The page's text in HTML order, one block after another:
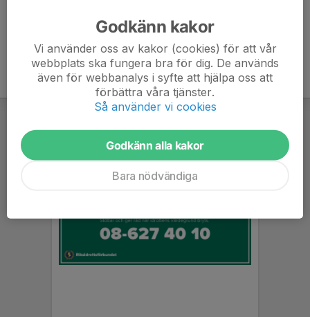
Godkänn kakor
Vi använder oss av kakor (cookies) för att vår
webbplats ska fungera bra för dig. De används
även för webbanalys i syfte att hjälpa oss att
förbättra våra tjänster.
Så använder vi cookies
Godkänn alla kakor
Bara nödvändiga